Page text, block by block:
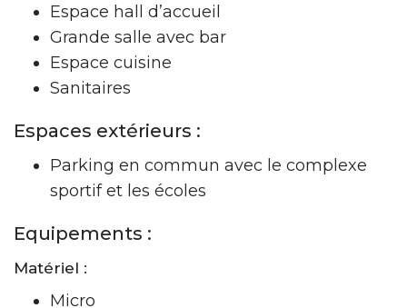
Espace hall d’accueil
Grande salle avec bar
Espace cuisine
Sanitaires
Espaces extérieurs :
Parking en commun avec le complexe
sportif et les écoles
Equipements :
Matériel :
Micro